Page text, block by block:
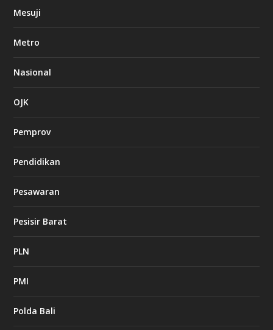
Mesuji
Metro
Nasional
OJK
Pemprov
Pendidikan
Pesawaran
Pesisir Barat
PLN
PMI
Polda Bali